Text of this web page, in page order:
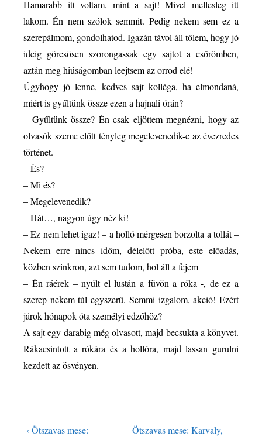
Hamarabb itt voltam, mint a sajt! Mivel mellesleg itt
lakom. Én nem szólok semmit. Pedig nekem sem ez a
szerepálmom, gondolhatod. Igazán távol áll tőlem, hogy jó
ideig görcsösen szorongassak egy sajtot a csőrömben,
aztán meg hiúságomban leejtsem az orrod elé!
Úgyhogy jó lenne, kedves sajt kolléga, ha elmondaná,
miért is gyűltünk össze ezen a hajnali órán?
– Gyűltünk össze? Én csak eljöttem megnézni, hogy az
olvasók szeme előtt tényleg megelevenedik-e az évezredes
történet.
– És?
– Mi és?
– Megelevenedik?
– Hát…, nagyon úgy néz ki!
– Ez nem lehet igaz! – a holló mérgesen borzolta a tollát –
Nekem erre nincs időm, délelőtt próba, este előadás,
közben szinkron, azt sem tudom, hol áll a fejem
– Én ráérek – nyúlt el lustán a füvön a róka -, de ez a
szerep nekem túl egyszerű. Semmi izgalom, akció! Ezért
járok hónapok óta személyi edzőhöz?
A sajt egy darabig még olvasott, majd becsukta a könyvet.
Rákacsintott a rókára és a hollóra, majd lassan gurulni
kezdett az ösvényen.
‹ Ötszavas mese:
Ötszavas mese: Karvaly,